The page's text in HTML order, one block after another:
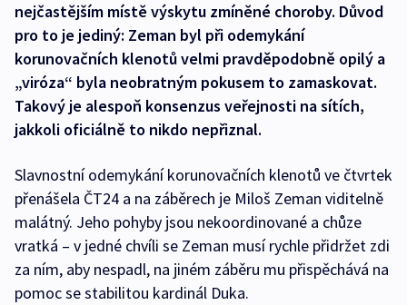
nejčastějším místě výskytu zmíněné choroby. Důvod
pro to je jediný: Zeman byl při odemykání
korunovačních klenotů velmi pravděpodobně opilý a
„viróza“ byla neobratným pokusem to zamaskovat.
Takový je alespoň konsenzus veřejnosti na sítích,
jakkoli oficiálně to nikdo nepřiznal.
Slavnostní odemykání korunovačních klenotů ve čtvrtek
přenášela ČT24 a na záběrech je Miloš Zeman viditelně
malátný. Jeho pohyby jsou nekoordinované a chůze
vratká – v jedné chvíli se Zeman musí rychle přidržet zdi
za ním, aby nespadl, na jiném záběru mu přispěchává na
pomoc se stabilitou kardinál Duka.